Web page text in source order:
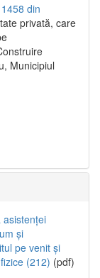
din
privată, care
Municipiul
asistenței
și
pe venit și
(212) (pdf)